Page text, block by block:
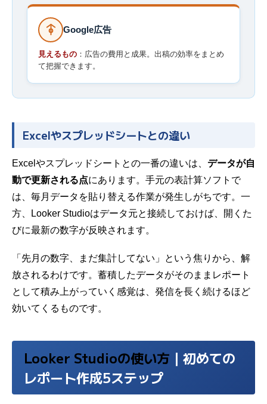
Google広告
見えるもの ：広告の費用と成果。出稿の効率をまとめ
て把握できます。
Excelやスプレッドシートとの違い
Excelやスプレッドシートとの一番の違いは、 データが自
動で更新される点にあります。手元の表計算ソフトで
は、毎月データを貼り替える作業が発生しがちです。一
方、Looker Studioはデータ元と接続しておけば、開くた
びに最新の数字が反映されます。
「先月の数字、まだ集計してない」という焦りから、解
放されるわけです。蓄積したデータがそのままレポート
として積み上がっていく感覚は、発信を長く続けるほど
効いてくるものです。
Looker Studioの使い方 ｜初めての
レポート作成5ステップ